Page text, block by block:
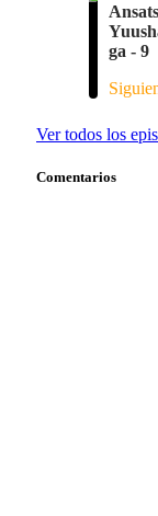
ga - 9
Ver todos los
Comentarios